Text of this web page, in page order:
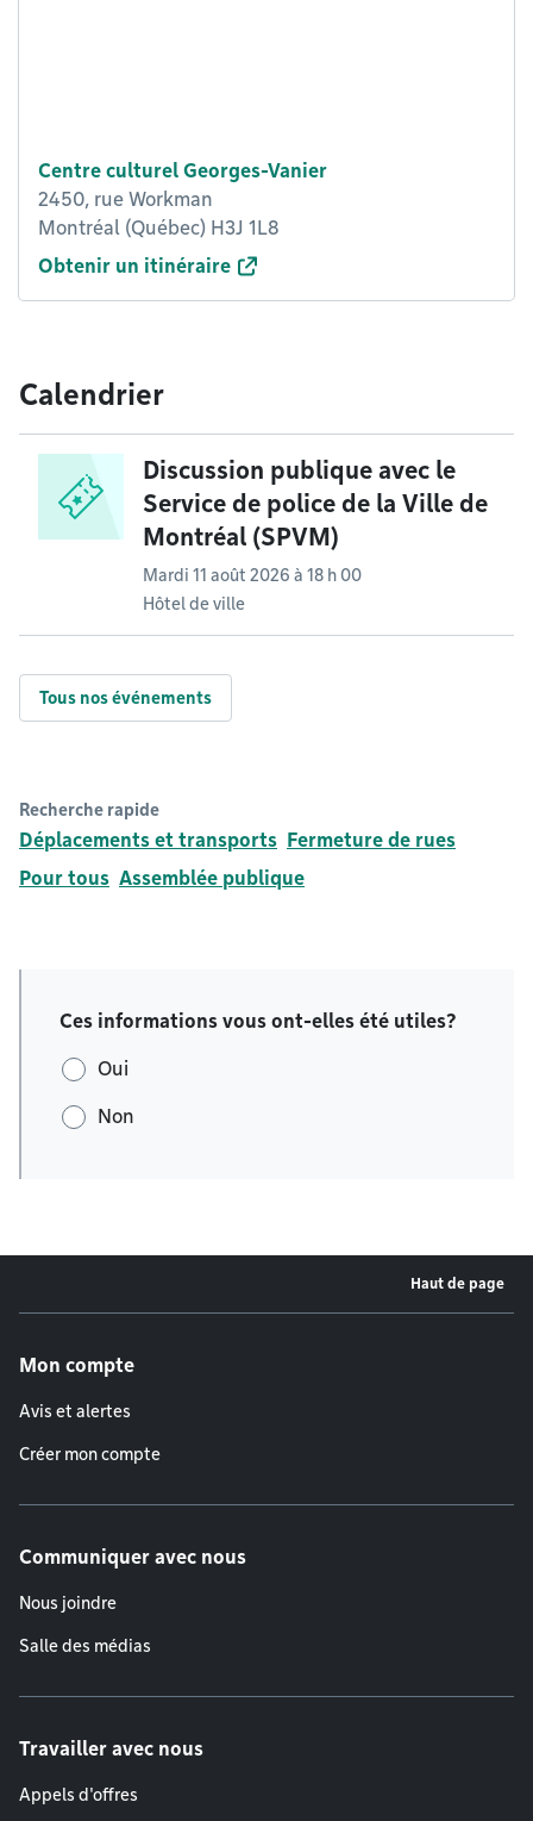
Centre culturel Georges-Vanier
2450, rue Workman
Montréal (Québec) H3J 1L8
Obtenir un itinéraire
Calendrier
Discussion publique avec le
Service de police de la Ville de
Montréal (SPVM)
Mardi 11 août 2026 à 18 h 00
Hôtel de ville
Tous nos événements
Recherche rapide
Déplacements et transports Fermeture de rues
Pour tous Assemblée publique
Ces informations vous ont-elles été utiles?
Oui
Non
Haut de page
Mon compte
Avis et alertes
Créer mon compte
Communiquer avec nous
Nous joindre
Salle des médias
Travailler avec nous
Appels d'offres